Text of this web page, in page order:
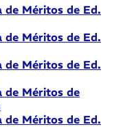
Méritos de Ed.
Méritos de Ed.
Méritos de Ed.
de Méritos de
Méritos de Ed.